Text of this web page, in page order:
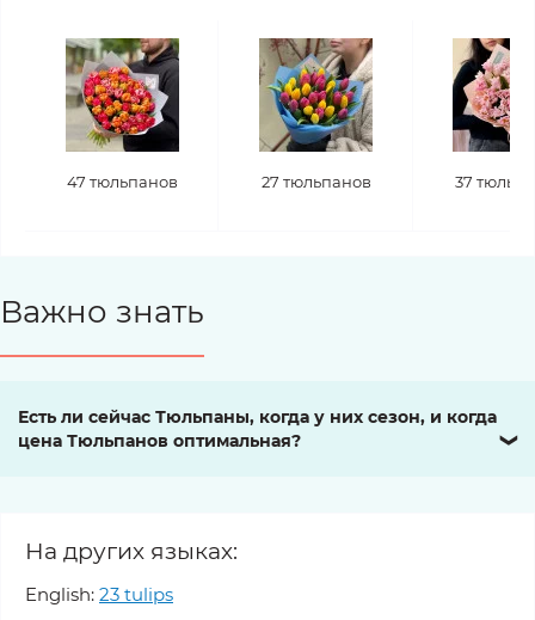
47 тюльпанов 27 тюльпанов 37
Важно знать
Есть ли сейчас Тюльпаны, когда у них сезон, и когда
цена Тюльпанов оптимальная?
❯
На других языках:
English: 23 tulips